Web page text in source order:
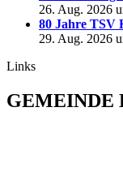
26. Aug. 2026
80 Jahre TSV
29. Aug. 2026
Links
GEMEINDE